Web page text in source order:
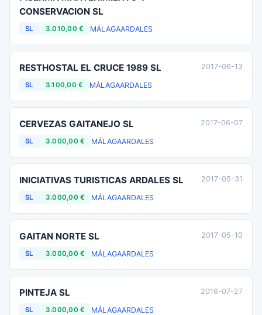
CONSERVACION SL
SL 3.010,00 € MÁLAGAARDALES
RESTHOSTAL EL CRUCE 1989 SL
SL 3.100,00 € MÁLAGAARDALES
2017-06-13
CERVEZAS GAITANEJO SL
SL 3.000,00 € MÁLAGAARDALES
2017-06-07
INICIATIVAS TURISTICAS ARDALES SL
SL 3.000,00 € MÁLAGAARDALES
2017-05-31
GAITAN NORTE SL
SL 3.000,00 € MÁLAGAARDALES
2017-05-10
PINTEJA SL
SL 3.000,00 € MÁLAGAARDALES
2016-07-27